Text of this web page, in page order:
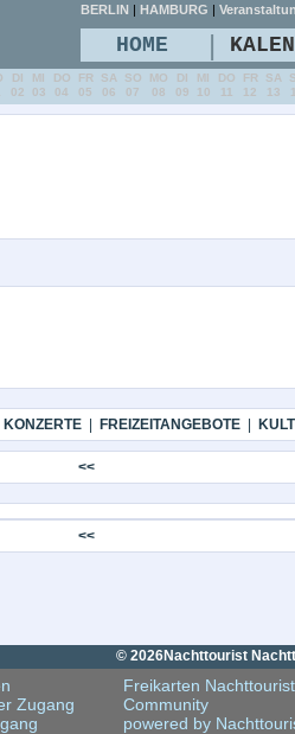
KONZERTE| FREIZEITANGEBOTE|
<<
<<
© 2026Nachttourist
Zugang
Freikarten Nachttourist
Community
powered by
BERLIN | HAMBURG |
HOME |
DI
02
MI
03
DO
04
FR
05
SA
06
SO
07
MO
08
DI
09
MI
10
DO
11
FR
12
SA
13